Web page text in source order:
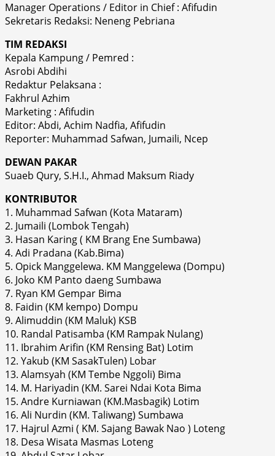
Manager Operations / Editor in Chief : Afifudin
Sekretaris Redaksi: Neneng Pebriana
TIM REDAKSI
Kepala Kampung / Pemred :
Asrobi Abdihi
Redaktur Pelaksana :
Fakhrul Azhim
Marketing : Afifudin
Editor: Abdi, Achim Nadfia, Afifudin
Reporter: Muhammad Safwan, Jumaili, Ncep
DEWAN PAKAR
Suaeb Qury, S.H.I., Ahmad Maksum Riady
KONTRIBUTOR
1. Muhammad Safwan (Kota Mataram)
2. Jumaili (Lombok Tengah)
3. Hasan Karing ( KM Brang Ene Sumbawa)
4. Adi Pradana (Kab.Bima)
5. Opick Manggelewa. KM Manggelewa (Dompu)
6. Joko KM Panto daeng Sumbawa
7. Ryan KM Gempar Bima
8. Faidin (KM kempo) Dompu
9. Alimuddin (KM Maluk) KSB
10. Randal Patisamba (KM Rampak Nulang)
11. Ibrahim Arifin (KM Rensing Bat) Lotim
12. Yakub (KM SasakTulen) Lobar
13. Alamsyah (KM Tembe Nggoli) Bima
14. M. Hariyadin (KM. Sarei Ndai Kota Bima
15. Andre Kurniawan (KM.Masbagik) Lotim
16. Ali Nurdin (KM. Taliwang) Sumbawa
17. Hajrul Azmi ( KM. Sajang Bawak Nao ) Loteng
18. Desa Wisata Masmas Loteng